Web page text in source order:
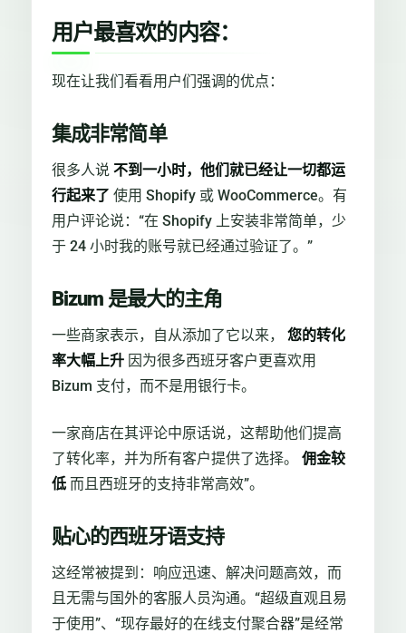
用户最喜欢的内容：
现在让我们看看用户们强调的优点：
集成非常简单
很多人说 不到一小时，他们就已经让一切都运
行起来了 使用 Shopify 或 WooCommerce。有
用户评论说：“在 Shopify 上安装非常简单，少
于 24 小时我的账号就已经通过验证了。”
Bizum 是最大的主角
一些商家表示，自从添加了它以来，
您的转化
率大幅上升 因为很多西班牙客户更喜欢用
Bizum 支付，而不是用银行卡。
一家商店在其评论中原话说，这帮助他们提高
了转化率，并为所有客户提供了选择。
佣金较
低 而且西班牙的支持非常高效”。
贴心的西班牙语支持
这经常被提到：响应迅速、解决问题高效，而
且无需与国外的客服人员沟通。“超级直观且易
于使用”、“现存最好的在线支付聚合器”是经常